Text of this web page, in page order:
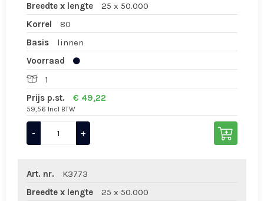
Breedte x lengte
25 x 50.000
Korrel
80
Basis
linnen
Voorraad
1
Prijs p.st.
€ 49,22
59,56 Incl BTW
- +
Art. nr.
K3773
Breedte x lengte
25 x 50.000